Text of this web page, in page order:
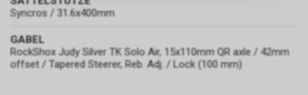
Syncros / 31.6x400mm
GABEL
RockShox Judy Silver TK Solo Air, 15x110mm QR axle / 42mm
offset / Tapered Steerer, Reb. Adj. / Lock (100 mm)
zulassen.